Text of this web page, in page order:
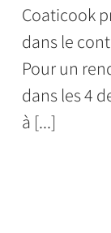
Coaticook
dans le
Pour un
dans les 4
à [...]